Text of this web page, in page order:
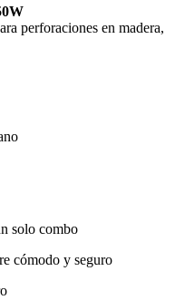
perforaciones en madera,
solo combo
cómodo y seguro